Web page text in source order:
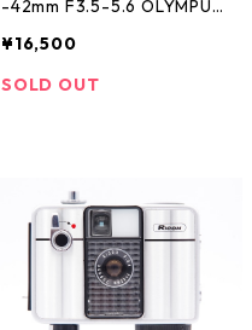
-42mm F3.5-5.6 OLYMPUS
¥16,500
SOLD OUT